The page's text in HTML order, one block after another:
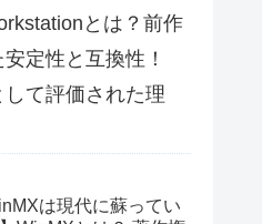
とは？前作
定性と互換性！
て評価された理
は現代に蘇ってい